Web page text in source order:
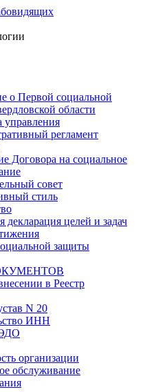
о Первой социальной
области
управления
регламент
Договора на социальное
совет
стиль
декларация целей и задач
защиты
в Реестр
N 20
ИНН
организации
обслуживание